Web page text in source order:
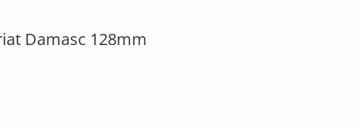
Damasc 128mm